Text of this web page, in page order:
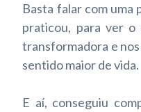
Basta falar com uma
praticou, para ver o
transformadora e
sentido maior de vida.
E aí, conseguiu